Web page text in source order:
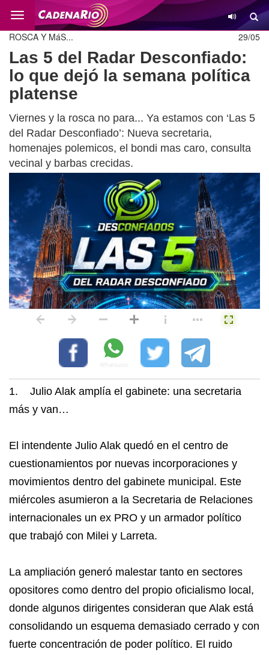
Cambio
29/05
ROSCA Y MáS...
Las 5 del Radar Desconfiado:
lo que dejó la semana política
platense
Viernes y la rosca no para... Ya estamos con ‘Las 5
del Radar Desconfiado’: Nueva secretaria,
homenajes polemicos, el bondi mas caro, consulta
vecinal y barbas crecidas.
1. Julio Alak amplía el gabinete: una secretaria
más y van…
El intendente Julio Alak quedó en el centro de
cuestionamientos por nuevas incorporaciones y
movimientos dentro del gabinete municipal. Este
miércoles asumieron a la Secretaria de Relaciones
internacionales un ex PRO y un armador político
que trabajó con Milei y Larreta.
La ampliación generó malestar tanto en sectores
opositores como dentro del propio oficialismo local,
donde algunos dirigentes consideran que Alak está
consolidando un esquema demasiado cerrado y con
fuerte concentración de poder político. El ruido